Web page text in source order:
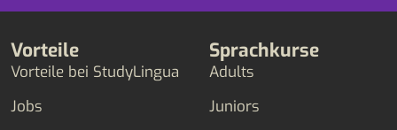
Vorteile
Vorteile bei StudyLingua
Jobs
Sprachkurse
Adults
Juniors